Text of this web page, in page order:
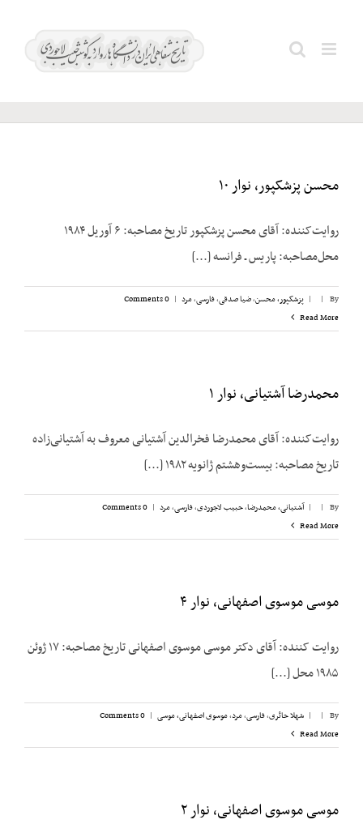
حسین؛
محسن پزشکپور، نوار ۱۰
روایت‌کننده: آقای محسن پزشک‎پور تاریخ مصاحبه: ۶ آوریل ۱۹۸۴
محل‌مصاحبه: پاریس ـ فرانسه [...]
By
|
| پزشکپور،‌ محسن,ضیا صدقی,فارسی,مرد |
0 Comments
Read More
محمدرضا آشتیانی، نوار ۱
روایت‌کننده: آقای محمدرضا فخرالدین آشتیانی معروف به آشتیانی‌زاده
تاریخ مصاحبه: بیست‌وهشتم ژانویه ۱۹۸۲ [...]
By
|
| آشتیانی، محمدرضا,حبیب لاجوردی,فارسی,مرد |
0 Comments
Read More
موسی موسوی اصفهانی، نوار ۴
روایت کننده: آقای دکتر موسی موسوی اصفهانی تاریخ مصاحبه‌: ۱۷ ژوئن
۱۹۸۵ محل [...]
By
|
| شهلا حائری,فارسی,مرد,موسوی اصفهانی، موسی |
0 Comments
Read More
موسی موسوی اصفهانی، نوار ۲